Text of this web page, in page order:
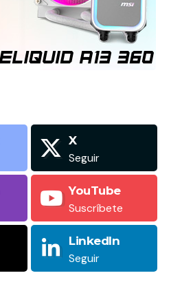
X
Seguir
YouTube
Suscríbete
LinkedIn
Seguir